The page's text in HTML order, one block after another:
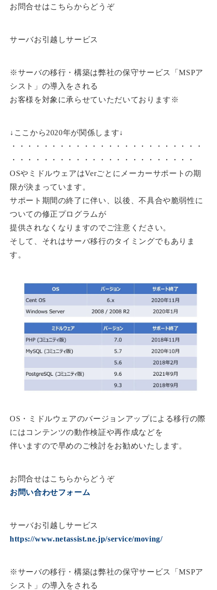
お問合せはこちらからどうぞ
サーバお引越しサービス
※サーバの移行・構築は弊社の保守サービス「MSPア
シスト」の導入をされる
お客様を対象に承らせていただいております※
↓ここから2020年が関係します↓
・・・・・・・・・・・・・・・・・・・・・・・・
・・・・・・・・・・・・・・・・・・・・・・・
OSやミドルウェアはVerごとにメーカーサポートの期
限が決まっています。
サポート期間の終了に伴い、以後、不具合や脆弱性に
ついての修正プログラムが
提供されなくなりますのでご注意ください。
そして、それはサーバ移行のタイミングでもありま
す。
OS・ミドルウェアのバージョンアップによる移行の際
にはコンテンツの動作検証や再作成などを
伴いますので早めのご検討をお勧めいたします。
お問合せはこちらからどうぞ
お問い合わせフォーム
サーバお引越しサービス
https://www.netassist.ne.jp/service/moving/
※サーバの移行・構築は弊社の保守サービス「MSPア
シスト」の導入をされる